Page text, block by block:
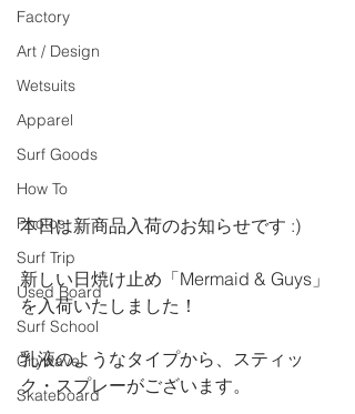
Factory
Art / Design
Wetsuits
Apparel
Surf Goods
How To
Photos
Surf Trip
Used Board
Surf School
Citywave
Skateboard
本日は新商品入荷のお知らせです :)
新しい日焼け止め「Mermaid & Guys」
を入荷いたしました！
乳液のようなタイプから、スティッ
ク・スプレーがございます。